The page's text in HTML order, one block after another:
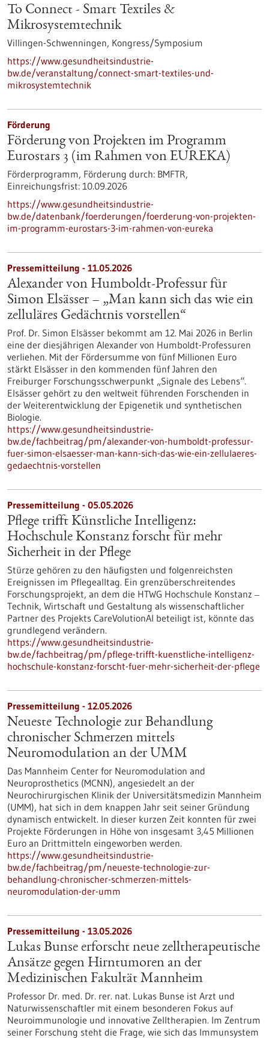
To Connect - Smart Textiles &
Mikrosystemtechnik
Villingen-Schwenningen, Kongress/Symposium
https://www.gesundheitsindustrie-
bw.de/veranstaltung/connect-smart-textiles-und-
mikrosystemtechnik
Förderung
Förderung von Projekten im Programm
Eurostars 3 (im Rahmen von EUREKA)
Förderprogramm, Förderung durch: BMFTR,
Einreichungsfrist: 10.09.2026
https://www.gesundheitsindustrie-
bw.de/datenbank/foerderungen/foerderung-von-projekten-
im-programm-eurostars-3-im-rahmen-von-eureka
Pressemitteilung - 11.05.2026
Alexander von Humboldt-Professur für
Simon Elsässer – „Man kann sich das wie ein
zelluläres Gedächtnis vorstellen“
Prof. Dr. Simon Elsässer bekommt am 12. Mai 2026 in Berlin
eine der diesjährigen Alexander von Humboldt-Professuren
verliehen. Mit der Fördersumme von fünf Millionen Euro
stärkt Elsässer in den kommenden fünf Jahren den
Freiburger Forschungsschwerpunkt „Signale des Lebens“.
Elsässer gehört zu den weltweit führenden Forschenden in
der Weiterentwicklung der Epigenetik und synthetischen
Biologie.
https://www.gesundheitsindustrie-
bw.de/fachbeitrag/pm/alexander-von-humboldt-professur-
fuer-simon-elsaesser-man-kann-sich-das-wie-ein-zellulaeres-
gedaechtnis-vorstellen
Pressemitteilung - 05.05.2026
Pflege trifft Künstliche Intelligenz:
Hochschule Konstanz forscht für mehr
Sicherheit in der Pflege
Stürze gehören zu den häufigsten und folgenreichsten
Ereignissen im Pflegealltag. Ein grenzüberschreitendes
Forschungsprojekt, an dem die HTWG Hochschule Konstanz ‒
Technik, Wirtschaft und Gestaltung als wissenschaftlicher
Partner des Projekts CareVolutionAI beteiligt ist, könnte das
grundlegend verändern.
https://www.gesundheitsindustrie-
bw.de/fachbeitrag/pm/pflege-trifft-kuenstliche-intelligenz-
hochschule-konstanz-forscht-fuer-mehr-sicherheit-der-pflege
Pressemitteilung - 12.05.2026
Neueste Technologie zur Behandlung
chronischer Schmerzen mittels
Neuromodulation an der UMM
Das Mannheim Center for Neuromodulation and
Neuroprosthetics (MCNN), angesiedelt an der
Neurochirurgischen Klinik der Universitätsmedizin Mannheim
(UMM), hat sich in dem knappen Jahr seit seiner Gründung
dynamisch entwickelt. In dieser kurzen Zeit konnten für zwei
Projekte Förderungen in Höhe von insgesamt 3,45 Millionen
Euro an Drittmitteln eingeworben werden.
https://www.gesundheitsindustrie-
bw.de/fachbeitrag/pm/neueste-technologie-zur-
behandlung-chronischer-schmerzen-mittels-
neuromodulation-der-umm
Pressemitteilung - 13.05.2026
Lukas Bunse erforscht neue zelltherapeutische
Ansätze gegen Hirntumoren an der
Medizinischen Fakultät Mannheim
Professor Dr. med. Dr. rer. nat. Lukas Bunse ist Arzt und
Naturwissenschaftler mit einem besonderen Fokus auf
Neuroimmunologie und innovative Zelltherapien. Im Zentrum
seiner Forschung steht die Frage, wie sich das Immunsystem